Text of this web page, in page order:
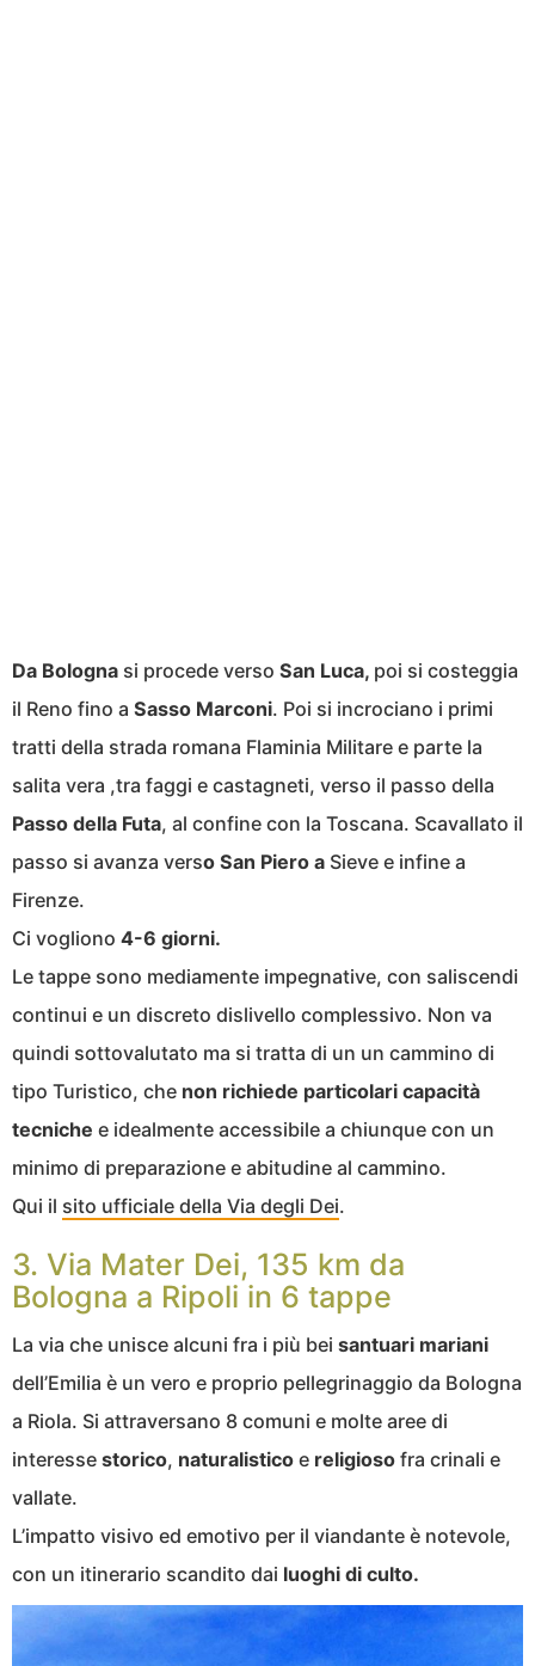
Da Bologna si procede verso San Luca, poi si costeggia
il Reno fino a Sasso Marconi. Poi si incrociano i primi
tratti della strada romana Flaminia Militare e parte la
salita vera ,tra faggi e castagneti, verso il passo della
Passo della Futa, al confine con la Toscana. Scavallato il
passo si avanza verso San Piero a Sieve e infine a
Firenze.
Ci vogliono 4-6 giorni.
Le tappe sono mediamente impegnative, con saliscendi
continui e un discreto dislivello complessivo. Non va
quindi sottovalutato ma si tratta di un un cammino di
tipo Turistico, che non richiede particolari capacità
tecniche e idealmente accessibile a chiunque con un
minimo di preparazione e abitudine al cammino.
Qui il sito ufficiale della Via degli Dei.
3. Via Mater Dei, 135 km da
Bologna a Ripoli in 6 tappe
La via che unisce alcuni fra i più bei santuari mariani
dell’Emilia è un vero e proprio pellegrinaggio da Bologna
a Riola. Si attraversano 8 comuni e molte aree di
interesse storico, naturalistico e religioso fra crinali e
vallate.
L’impatto visivo ed emotivo per il viandante è notevole,
con un itinerario scandito dai luoghi di culto.